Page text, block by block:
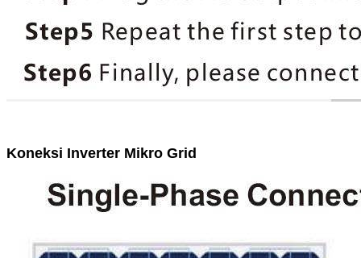
Koneksi Inverter Mikro Grid